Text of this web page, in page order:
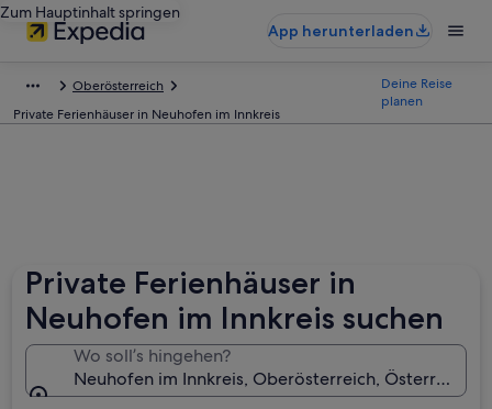
Zum Hauptinhalt springen
App herunterladen
Oberösterreich
Private Ferienhäuser in Neuhofen im Innkreis
Deine Reise
planen
Private Ferienhäuser in
Neuhofen im Innkreis suchen
Wo soll’s hingehen?
Neuhofen im Innkreis, Oberösterreich, Österreich